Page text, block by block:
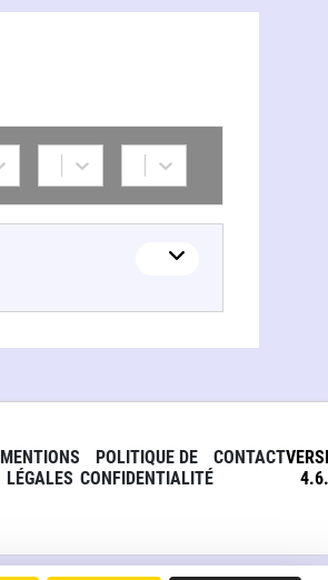
MENTIONS
LÉGALES
POLITIQUE DE
CONFIDENTIALITÉ
CONTACT